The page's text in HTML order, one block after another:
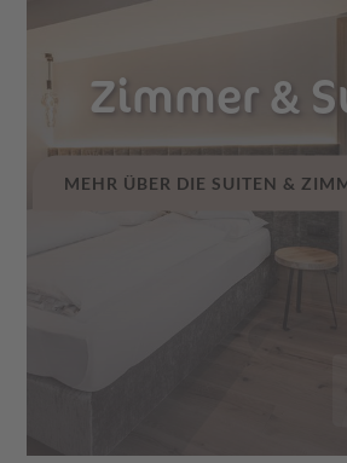
Zimmer &
MEHR ÜBER DIE SUITEN &